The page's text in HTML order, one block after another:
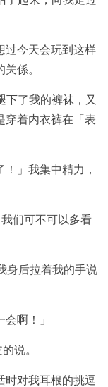
过今天会玩到这样
係。
下了我的裤袜，又
穿着内衣裤在「表
！」我集中精力，
们可不可以多看
身后拉着我的手说
啊！」
说。
时对我耳根的挑逗